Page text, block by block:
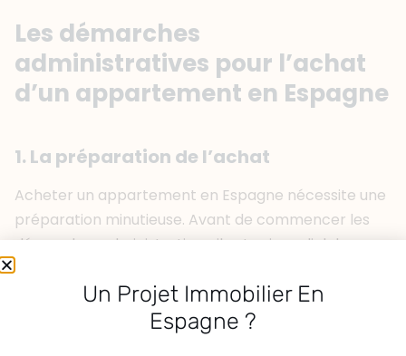
Les démarches
administratives pour l’achat
d’un appartement en Espagne
1. La préparation de l’achat
Acheter un appartement en Espagne nécessite une
préparation minutieuse. Avant de commencer les
démarches administratives, il est primordial de
définir un budget précis en tenant compte non
seulement du prix de l’appartement, mais aussi des
frais annexes tels que les taxes, les frais de notaire et
Un Projet Immobilier En
Espagne ?